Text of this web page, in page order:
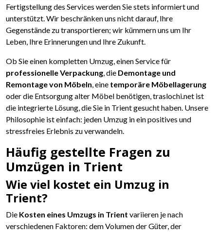
Fertigstellung des Services werden Sie stets informiert und
unterstützt. Wir beschränken uns nicht darauf, Ihre
Gegenstände zu transportieren; wir kümmern uns um Ihr
Leben, Ihre Erinnerungen und Ihre Zukunft.
Ob Sie einen kompletten Umzug, einen Service für
professionelle Verpackung , die Demontage und
Remontage von Möbeln , eine temporäre Möbellagerung
oder die Entsorgung alter Möbel benötigen, traslochi.net ist
die integrierte Lösung, die Sie in Trient gesucht haben. Unsere
Philosophie ist einfach: jeden Umzug in ein positives und
stressfreies Erlebnis zu verwandeln.
Häufig gestellte Fragen zu
Umzügen in Trient
Wie viel kostet ein Umzug in
Trient?
Die Kosten eines Umzugs in Trient variieren je nach
verschiedenen Faktoren: dem Volumen der Güter, der